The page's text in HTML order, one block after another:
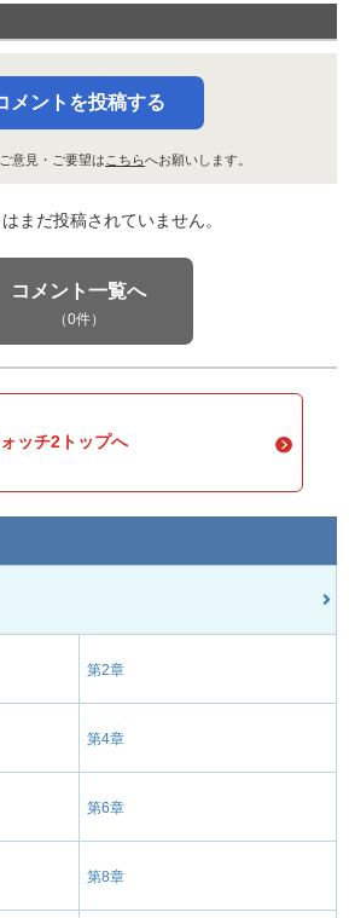
メントを投稿する
意見・ご要望は こちらへお願いします。
まだ投稿されていません。
コメント一覧へ
（0件）
ッチ2トップへ
第2章
第4章
第6章
第8章